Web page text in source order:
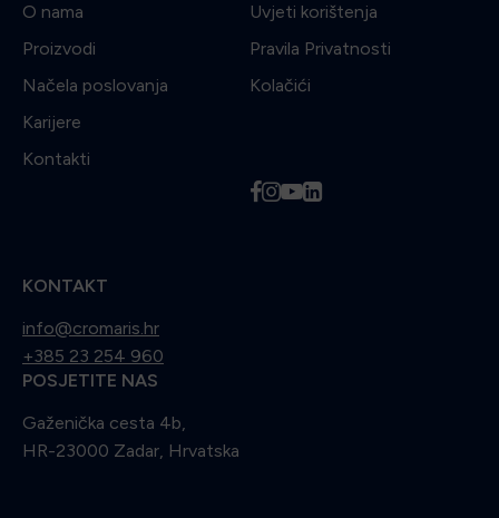
O nama
Proizvodi
Načela poslovanja
Karijere
Kontakti
Uvjeti korištenja
Pravila Privatnosti
Kolačići
fiyl
KONTAKT
info@cromaris.hr
+385 23 254 960
POSJETITE NAS
Gaženička cesta 4b,
HR-23000 Zadar, Hrvatska